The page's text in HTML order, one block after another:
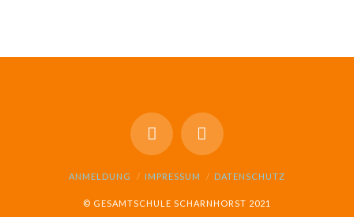
ANMELDUNG IMPRESSUM DATENSCHUTZ
© GESAMTSCHULE SCHARNHORST 2021